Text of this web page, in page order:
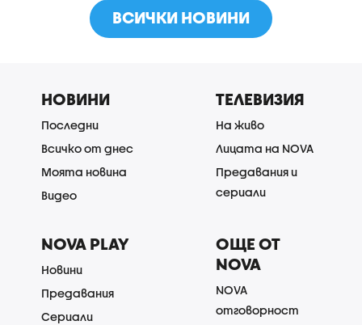
ВСИЧКИ НОВИНИ
НОВИНИ
Последни
Всичко от днес
Моята новина
Видео
ТЕЛЕВИЗИЯ
На живо
Лицата на NOVA
Предавания и
сериали
NOVA PLAY
Новини
Предавания
Сериали
ОЩЕ ОТ
NOVA
NOVA
отговорност